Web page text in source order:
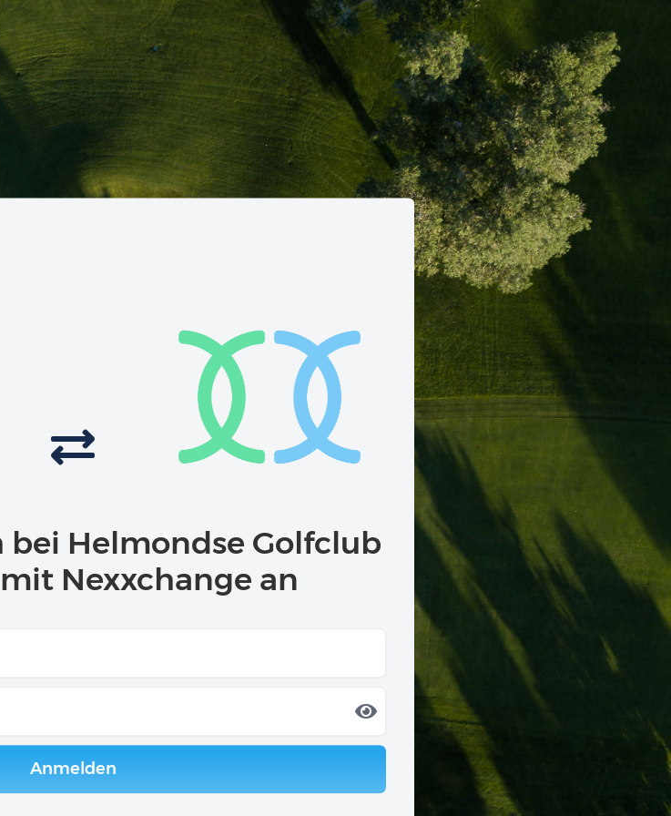
bei Helmondse Golfclub
Nexxchange an
Anmelden